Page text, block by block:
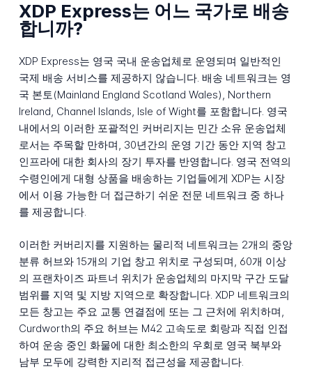
XDP Express는 어느 국가로 배송
합니까?
XDP Express는 영국 국내 운송업체로 운영되며 일반적인
국제 배송 서비스를 제공하지 않습니다. 배송 네트워크는 영
국 본토(Mainland England Scotland Wales), Northern
Ireland, Channel Islands, Isle of Wight를 포함합니다. 영국
내에서의 이러한 포괄적인 커버리지는 민간 소유 운송업체
로서는 주목할 만하며, 30년간의 운영 기간 동안 지역 창고
인프라에 대한 회사의 장기 투자를 반영합니다. 영국 전역의
수령인에게 대형 상품을 배송하는 기업들에게 XDP는 시장
에서 이용 가능한 더 접근하기 쉬운 전문 네트워크 중 하나
를 제공합니다.
이러한 커버리지를 지원하는 물리적 네트워크는 2개의 중앙
분류 허브와 15개의 기업 창고 위치로 구성되며, 60개 이상
의 프랜차이즈 파트너 위치가 운송업체의 마지막 구간 도달
범위를 지역 및 지방 지역으로 확장합니다. XDP 네트워크의
모든 창고는 주요 교통 연결점에 또는 그 근처에 위치하며,
Curdworth의 주요 허브는 M42 고속도로 회랑과 직접 인접
하여 운송 중인 화물에 대한 최소한의 우회로 영국 북부와
남부 모두에 강력한 지리적 접근성을 제공합니다.